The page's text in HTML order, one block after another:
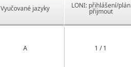
Vyučované jazyky
A
LONI: přihlášení/plán
přijmout
1 / 1